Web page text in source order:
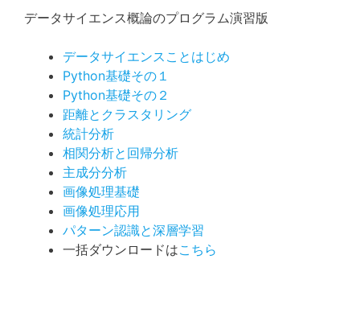
データサイエンス概論のプログラム演習版
データサイエンスことはじめ
Python基礎その１
Python基礎その２
距離とクラスタリング
統計分析
相関分析と回帰分析
主成分分析
画像処理基礎
画像処理応用
パターン認識と深層学習
一括ダウンロードはこちら